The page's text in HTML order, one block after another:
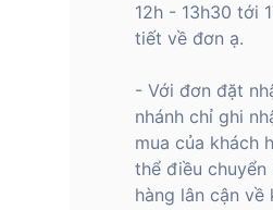
12h - 13h30 tới
tiết về đơn ạ.
- Với đơn đặt
nhánh chỉ ghi
mua của khách
thể điều chuyển
hàng lân cận